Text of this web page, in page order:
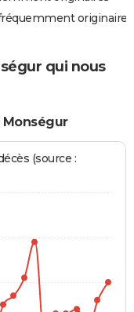
originaires
qui nous
(source :